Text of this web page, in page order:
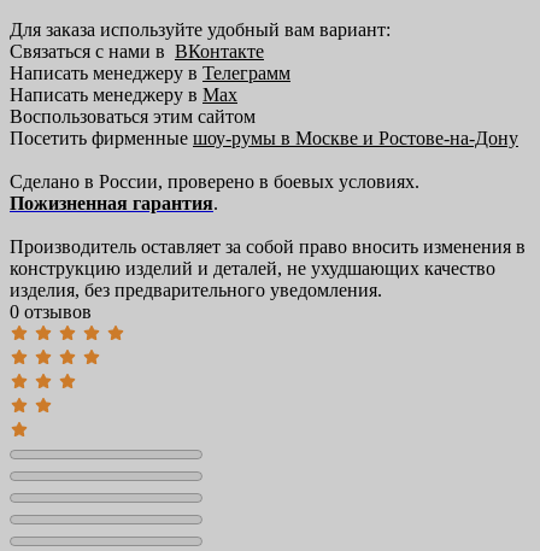
Для заказа используйте удобный вам вариант:
Связаться с нами в ВКонтакте
Написать менеджеру в Телеграмм
Написать менеджеру в Max
Воспользоваться этим сайтом
Посетить фирменные шоу-румы в Москве и Ростове-на-Дону
Сделано в России, проверено в боевых условиях.
Пожизненная гарантия.
Производитель оставляет за собой право вносить изменения в
конструкцию изделий и деталей, не ухудшающих качество
изделия, без предварительного уведомления.
0 отзывов